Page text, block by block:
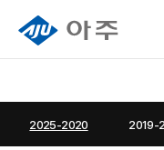
2025-2020 2019-